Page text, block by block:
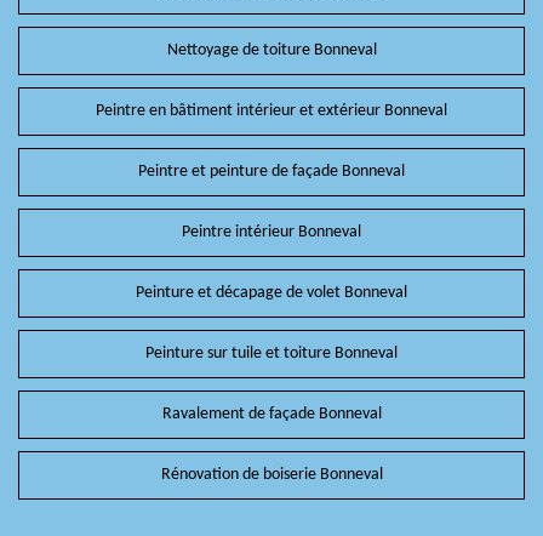
Nettoyage de toiture Bonneval
Peintre en bâtiment intérieur et extérieur Bonneval
Peintre et peinture de façade Bonneval
Peintre intérieur Bonneval
Peinture et décapage de volet Bonneval
Peinture sur tuile et toiture Bonneval
Ravalement de façade Bonneval
Rénovation de boiserie Bonneval